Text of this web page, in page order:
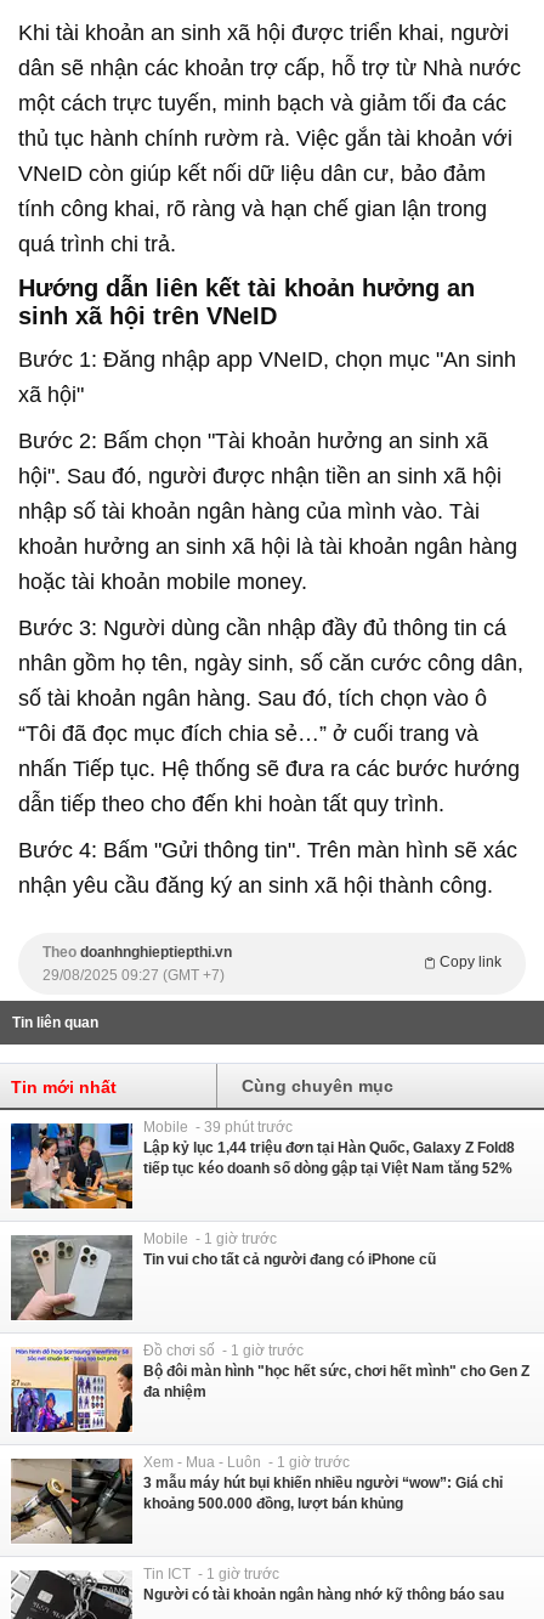
Khi tài khoản an sinh xã hội được triển khai, người
dân sẽ nhận các khoản trợ cấp, hỗ trợ từ Nhà nước
một cách trực tuyến, minh bạch và giảm tối đa các
thủ tục hành chính rườm rà. Việc gắn tài khoản với
VNeID còn giúp kết nối dữ liệu dân cư, bảo đảm
tính công khai, rõ ràng và hạn chế gian lận trong
quá trình chi trả.
Hướng dẫn liên kết tài khoản hưởng an
sinh xã hội trên VNeID
Bước 1: Đăng nhập app VNeID, chọn mục "An sinh
xã hội"
Bước 2: Bấm chọn "Tài khoản hưởng an sinh xã
hội". Sau đó, người được nhận tiền an sinh xã hội
nhập số tài khoản ngân hàng của mình vào. Tài
khoản hưởng an sinh xã hội là tài khoản ngân hàng
hoặc tài khoản mobile money.
Bước 3: Người dùng cần nhập đầy đủ thông tin cá
nhân gồm họ tên, ngày sinh, số căn cước công dân,
số tài khoản ngân hàng. Sau đó, tích chọn vào ô
“Tôi đã đọc mục đích chia sẻ…” ở cuối trang và
nhấn Tiếp tục. Hệ thống sẽ đưa ra các bước hướng
dẫn tiếp theo cho đến khi hoàn tất quy trình.
Bước 4: Bấm "Gửi thông tin". Trên màn hình sẽ xác
nhận yêu cầu đăng ký an sinh xã hội thành công.
Theo doanhnghieptiepthi.vn
Copy link
29/08/2025 09:27 (GMT +7)
Tin liên quan
Tin mới nhất Cùng chuyên mục
Mobile - 39 phút trước
Lập kỷ lục 1,44 triệu đơn tại Hàn Quốc, Galaxy Z Fold8
tiếp tục kéo doanh số dòng gập tại Việt Nam tăng 52%
Mobile - 1 giờ trước
Tin vui cho tất cả người đang có iPhone cũ
Đồ chơi số - 1 giờ trước
Bộ đôi màn hình "học hết sức, chơi hết mình" cho Gen Z
đa nhiệm
Xem - Mua - Luôn - 1 giờ trước
3 mẫu máy hút bụi khiến nhiều người “wow”: Giá chỉ
khoảng 500.000 đồng, lượt bán khủng
Tin ICT - 1 giờ trước
Người có tài khoản ngân hàng nhớ kỹ thông báo sau